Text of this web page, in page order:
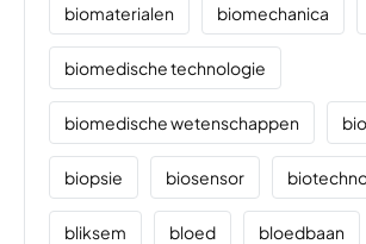
biomaterialen biomechanica
biomedische technologie
biomedische wetenschappen
biopsie biosensor
bliksem bloed bloedbaan